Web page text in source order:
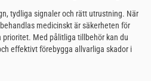
tydliga signaler och rätt utrustning. När
medicinskt är säkerheten för
prioritet. Med pålitliga tillbehör kan du
effektivt förebygga allvarliga skador i